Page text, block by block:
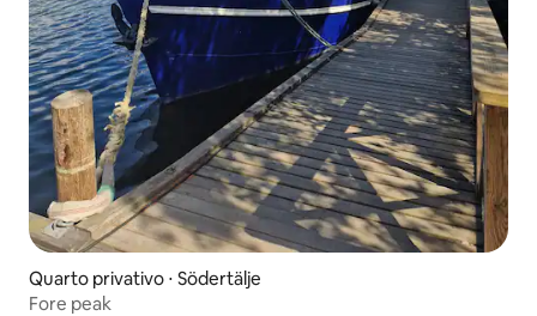
Quarto privativo ⋅ Södertälje
Fore peak